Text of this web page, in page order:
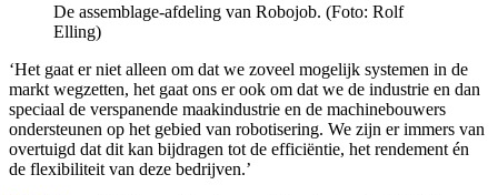
De assemblage-afdeling van Robojob. (Foto: Rolf
Elling)
‘Het gaat er niet alleen om dat we zoveel mogelijk systemen in de
markt wegzetten, het gaat ons er ook om dat we de industrie en dan
speciaal de verspanende maakindustrie en de machinebouwers
ondersteunen op het gebied van robotisering. We zijn er immers van
overtuigd dat dit kan bijdragen tot de efficiëntie, het rendement én
de flexibiliteit van deze bedrijven.’